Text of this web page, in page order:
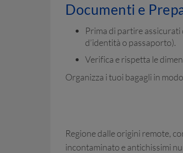
Documenti e
Prima di partire assicurati
d’identità o passaporto).
Verifica e rispetta le
Organizza i tuoi bagagli in
Regione dalle origini remote,
incontaminato e antichissimi